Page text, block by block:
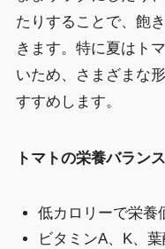
たりすることで、飽
きます。特に夏はト
いため、さまざまな
すすめします。
トマトの栄養バラン
低カロリーで栄養
ビタミンA、K、